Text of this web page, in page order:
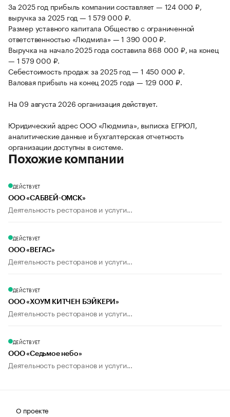
За 2025 год прибыль компании составляет — 124 000 ₽,
выручка за 2025 год — 1 579 000 ₽.
Размер уставного капитала Общество с ограниченной
ответственностью «Людмила» — 1 390 000 ₽.
Выручка на начало 2025 года составила 868 000 ₽, на конец
— 1 579 000 ₽.
Себестоимость продаж за 2025 год — 1 450 000 ₽.
Валовая прибыль на конец 2025 года — 129 000 ₽.
На 09 августа 2026 организация действует.
Юридический адрес ООО «Людмила», выписка ЕГРЮЛ,
аналитические данные и бухгалтерская отчетность
организации доступны в системе.
Похожие компании
ДЕЙСТВУЕТ
ООО «САБВЕЙ-ОМСК»
Деятельность ресторанов и услуги...
ДЕЙСТВУЕТ
ООО «ВЕГАС»
Деятельность ресторанов и услуги...
ДЕЙСТВУЕТ
ООО «ХОУМ КИТЧЕН БЭЙКЕРИ»
Деятельность ресторанов и услуги...
ДЕЙСТВУЕТ
ООО «Седьмое небо»
Деятельность ресторанов и услуги...
О проекте